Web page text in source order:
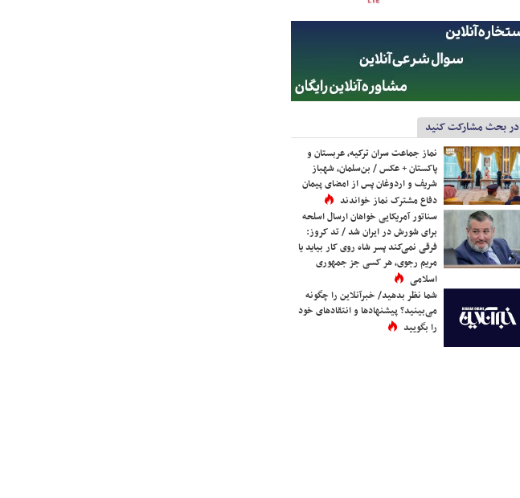
در بحث مشارکت کنید
نماز جماعت سران ترکیه، عربستان و
پاکستان + عکس / بن‌سلمان، شهباز
شریف و اردوغان پس از امضای پیمان
دفاع مشترک نماز خواندند
سناتور آمریکایی خواهان ارسال اسلحه
برای شورش در ایران شد / تد کروز:
فرقی نمی‌کند پسر شاه روی کار بیاید یا
مریم رجوی، هر کسی جز جمهوری
اسلامی
شما نظر بدهید/ خبرآنلاین را چگونه
می‌بینید؟ پیشنهادها و انتقادهای خود
را بگویید